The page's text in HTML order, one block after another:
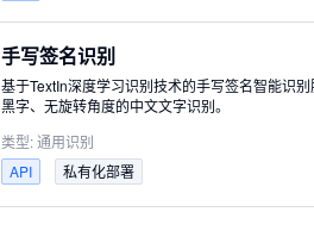
手写签名识别
基于TextIn深度学习识别技术的手写签名智能识
黑字、无旋转角度的中文文字识别。
类型:通用识别
API
私有化部署